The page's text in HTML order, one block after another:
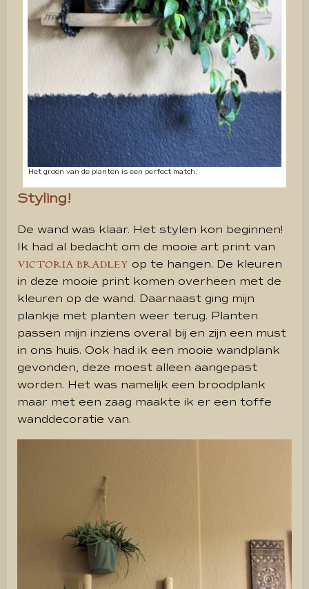
Het groen van de planten is een perfect match.
Styling!
De wand was klaar. Het stylen kon beginnen!
Ik had al bedacht om de mooie art print van
VICTORIA BRADLEY op te hangen. De kleuren
in deze mooie print komen overheen met de
kleuren op de wand. Daarnaast ging mijn
plankje met planten weer terug. Planten
passen mijn inziens overal bij en zijn een must
in ons huis. Ook had ik een mooie wandplank
gevonden, deze moest alleen aangepast
worden. Het was namelijk een broodplank
maar met een zaag maakte ik er een toffe
wanddecoratie van.